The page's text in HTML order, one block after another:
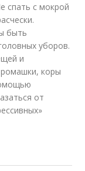
спать с мокрой
быть
уборов.
и
коры
от